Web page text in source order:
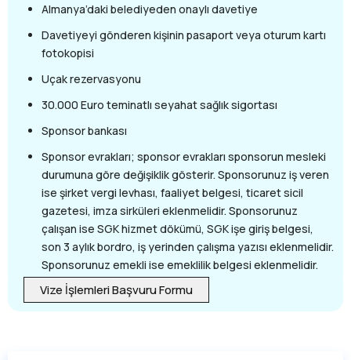
Almanya’daki belediyeden onaylı davetiye
Davetiyeyi gönderen kişinin pasaport veya oturum kartı
fotokopisi
Uçak rezervasyonu
30.000 Euro teminatlı seyahat sağlık sigortası
Sponsor bankası
Sponsor evrakları; sponsor evrakları sponsorun mesleki
durumuna göre değişiklik gösterir. Sponsorunuz iş veren
ise şirket vergi levhası, faaliyet belgesi, ticaret sicil
gazetesi, imza sirküleri eklenmelidir. Sponsorunuz
çalışan ise SGK hizmet dökümü, SGK işe giriş belgesi,
son 3 aylık bordro, iş yerinden çalışma yazısı eklenmelidir.
Sponsorunuz emekli ise emeklilik belgesi eklenmelidir.
Vize İşlemleri Başvuru Formu